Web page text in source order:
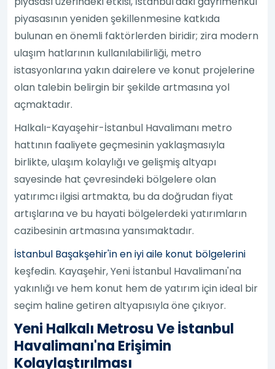
piyasasının yeniden şekillenmesine katkıda
bulunan en önemli faktörlerden biridir; zira modern
ulaşım hatlarının kullanılabilirliği, metro
istasyonlarına yakın dairelere ve konut projelerine
olan talebin belirgin bir şekilde artmasına yol
açmaktadır.
Halkalı-Kayaşehir-İstanbul Havalimanı metro
hattının faaliyete geçmesinin yaklaşmasıyla
birlikte, ulaşım kolaylığı ve gelişmiş altyapı
sayesinde hat çevresindeki bölgelere olan
yatırımcı ilgisi artmakta, bu da doğrudan fiyat
artışlarına ve bu hayati bölgelerdeki yatırımların
cazibesinin artmasına yansımaktadır.
İstanbul Başakşehir'in en iyi aile konut bölgelerini
keşfedin. Kayaşehir, Yeni İstanbul Havalimanı'na
yakınlığı ve hem konut hem de yatırım için ideal bir
seçim haline getiren altyapısıyla öne çıkıyor.
Yeni Halkalı Metrosu Ve İstanbul
Havalimanı'na Erişimin
Kolaylaştırılması